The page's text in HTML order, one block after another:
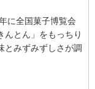
に全国菓子博覧会
んとん」をもっちり
とみずみずしさが調